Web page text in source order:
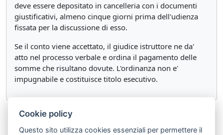
deve essere depositato in cancelleria con i documenti
giustificativi, almeno cinque giorni prima dell'udienza
fissata per la discussione di esso.
Se il conto viene accettato, il giudice istruttore ne da'
atto nel processo verbale e ordina il pagamento delle
somme che risultano dovute. L'ordinanza non e'
impugnabile e costituisce titolo esecutivo.
«Articolo 262
Cookie policy
Questo sito utilizza cookies essenziali per permettere il